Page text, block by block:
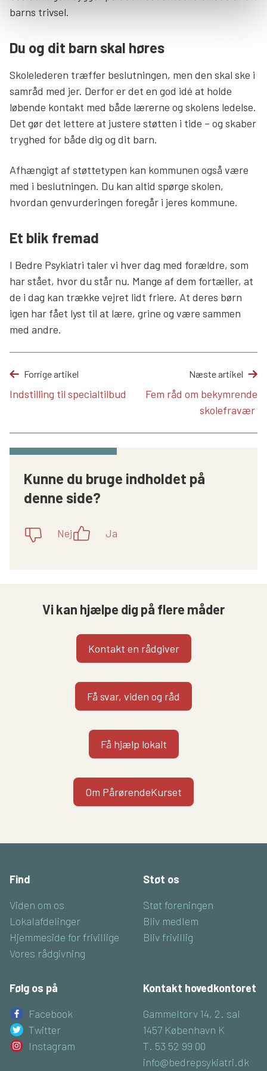
barns trivsel.
Du og dit barn skal høres
Skolelederen træffer beslutningen, men den skal ske i
samråd med jer. Derfor er det en god idé at holde
løbende kontakt med både lærerne og skolens ledelse.
Det gør det lettere at justere støtten i tide – og skaber
tryghed for både dig og dit barn.
Afhængigt af støttetypen kan kommunen også være
med i beslutningen. Du kan altid spørge skolen,
hvordan genvurderingen foregår i jeres kommune.
Et blik fremad
I Bedre Psykiatri taler vi hver dag med forældre, som
har stået, hvor du står nu. Mange af dem fortæller, at
de i dag kan trække vejret lidt friere. At deres børn
igen har fået lyst til at lære, grine og være sammen
med andre.
Forrige artikel
Indstilling til specialtilbud
Næste artikel
Fem råd om bekymrende
skolefravær
Kunne du bruge indholdet på
denne side?
Nej Ja
Vi kan hjælpe dig på flere måder
Kontakt en rådgiver
Få svar, viden og råd
Få hjælp lokalt
Om PårørendeKurset
Find
Viden om os
Lokalafdelinger
Hjemmeside for frivillige
Vores rådgivning
Støt os
Støt foreningen
Bliv medlem
Bliv frivillig
Følg os på
Facebook
Twitter
Instagram
Kontakt hovedkontoret
Gammeltorv 14, 2. sal
1457 København K
T. 53 52 99 00
info@bedrepsykiatri.dk